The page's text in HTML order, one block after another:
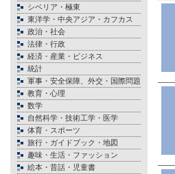
シベリア・極東
東洋学・中央アジア・カフカス
政治・社会
法律・行政
経済・産業・ビジネス
統計
軍事・安全保障、外交・国際問題
教育・心理
数学
自然科学・技術工学・医学
体育・スポーツ
旅行・ガイドブック・地図
趣味・生活・ファッション
絵本・昔話・児童書